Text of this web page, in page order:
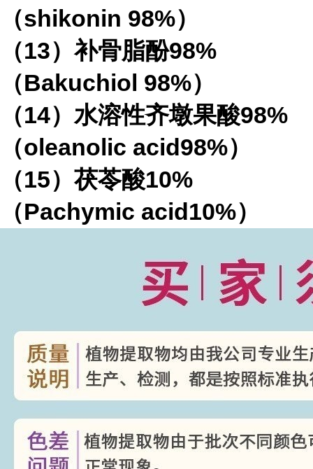
（shikonin 98%）
（13）补骨脂酚98%
（Bakuchiol 98%）
（14）水溶性齐墩果酸98%
（oleanolic acid98%）
（15）茯苓酸10%
（Pachymic acid10%）